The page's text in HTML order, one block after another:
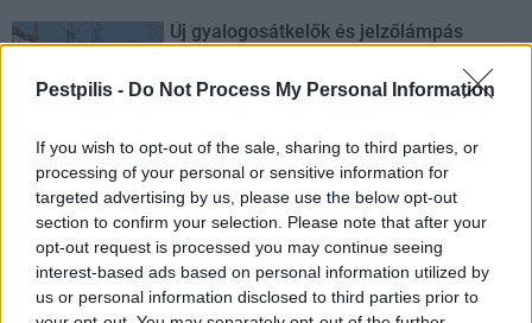
Pestpilis - Do Not Process My Personal Information
If you wish to opt-out of the sale, sharing to third parties, or
processing of your personal or sensitive information for
targeted advertising by us, please use the below opt-out
section to confirm your selection. Please note that after your
opt-out request is processed you may continue seeing
interest-based ads based on personal information utilized by
us or personal information disclosed to third parties prior to
Új gyalogosátkelők és jelzőlámpás
csomópont épül Angyalföldön
Másfélszeresére bővítik
Hódmezővásárhely jó hírű református
iskoláját
Látványos építési szakasz indult be a
Flórián téri felüljárón